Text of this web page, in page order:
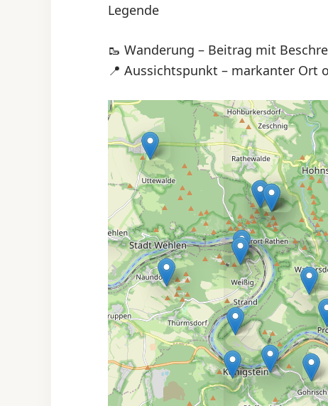
Legende
🥾 Wanderung – Beitrag mit
📍 Aussichtspunkt – markanter Ort